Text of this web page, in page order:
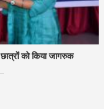
को किया जागरुक